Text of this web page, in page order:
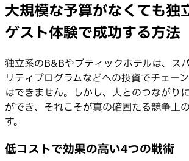
大規模な予算がなくても独
ゲスト体験で成功する方法
独立系のB&Bやブティックホテルは、ス
リティプログラムなどへの投資でチェー
はできません。しかし、人とのつながり
ができ、それこそが真の確固たる競争上
す。
低コストで効果の高い4つの戦術